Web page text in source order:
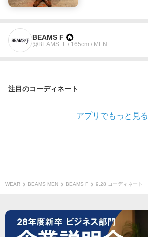
BEAMS F
@BEAMS_F / 165cm / MEN
注目のコーディネート
アプリでもっと見る
WEAR BEAMS MEN BEAMS F 9.28 コーディネート